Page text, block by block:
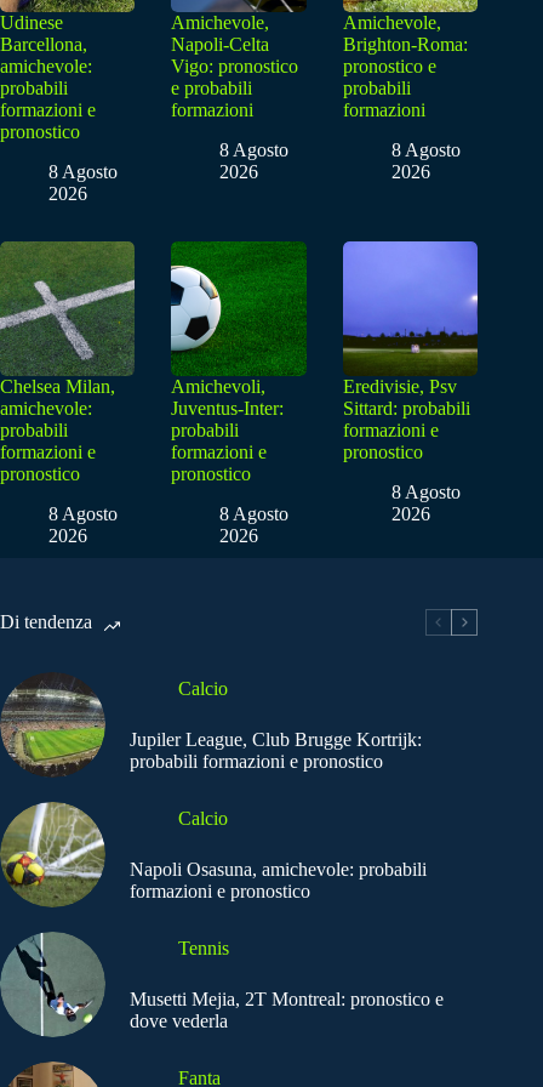
Udinese
Barcellona,
amichevole:
probabili
formazioni e
pronostico
8 Agosto
2026
Amichevole,
Napoli-Celta
Vigo: pronostico
e probabili
formazioni
8 Agosto
2026
Amichevole,
Brighton-Roma:
pronostico e
probabili
formazioni
8 Agosto
2026
Chelsea Milan,
amichevole:
probabili
formazioni e
pronostico
8 Agosto
2026
Amichevoli,
Juventus-Inter:
probabili
formazioni e
pronostico
8 Agosto
2026
Eredivisie, Psv
Sittard: probabili
formazioni e
pronostico
8 Agosto
2026
Di tendenza
Calcio
Jupiler League, Club Brugge Kortrijk:
probabili formazioni e pronostico
Calcio
Napoli Osasuna, amichevole: probabili
formazioni e pronostico
Tennis
Musetti Mejia, 2T Montreal: pronostico e
dove vederla
Fanta